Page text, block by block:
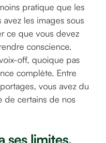
pratique que les
avez les images sous
ce que vous devez
conscience.
off, quoique pas
complète. Entre
vous avez du
de certains de nos
ses limites,